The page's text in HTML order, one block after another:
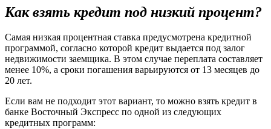
Как взять кредит под низкий процент?
Самая низкая процентная ставка предусмотрена кредитной
программой, согласно которой кредит выдается под залог
недвижимости заемщика. В этом случае переплата составляет
менее 10%, а сроки погашения варьируются от 13 месяцев до
20 лет.
Если вам не подходит этот вариант, то можно взять кредит в
банке Восточный Экспресс по одной из следующих
кредитных программ: